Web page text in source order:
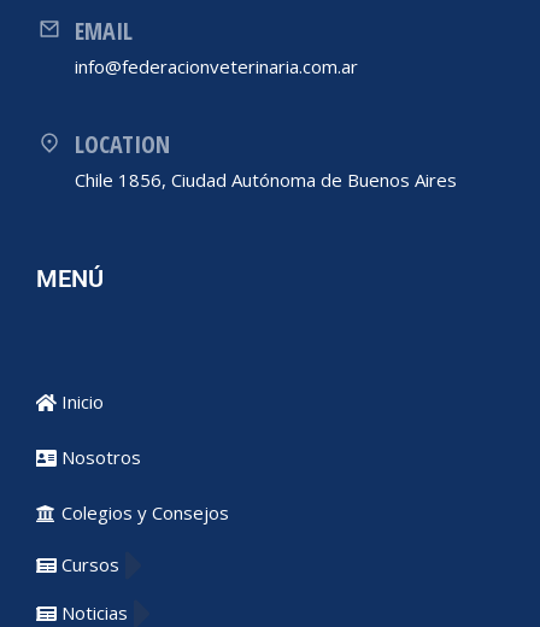
EMAIL
info@federacionveterinaria.com.ar
LOCATION
Chile 1856, Ciudad Autónoma de Buenos Aires
MENÚ
Inicio
Nosotros
Colegios y Consejos
Cursos
Noticias